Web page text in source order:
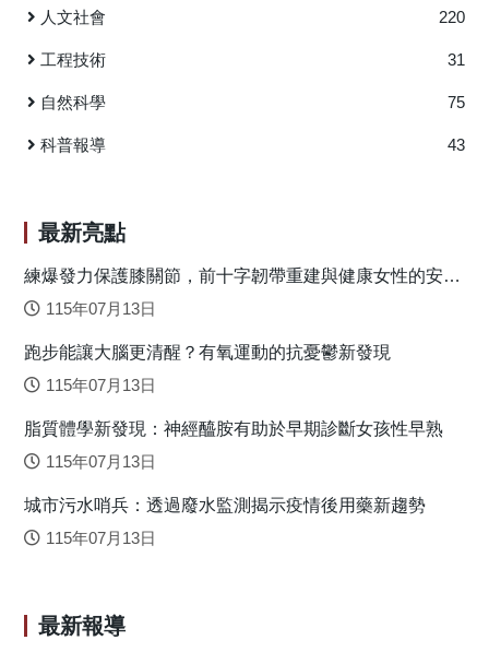
期間為臺灣各地帶來刷新記錄的連續超大豪雨。以阿里山氣
量多達2859毫米，遠高於臺灣長期氣候平均年雨量值2200毫
米。連續多日的豪雨在中南部與東部地區引發嚴重水患，造
成鐵、公路多處路基流失而致交通中斷，多處地區發生堤防
損毀、山崩、嚴重土石流等複合式災害。諸多災區中，又以
示，自1958年以來臺灣降雨量排名前十的颱風中，有7個發生
在二十一世紀，暗示了氣候變遷可能之影響。另一方面，上
述二個颱風共同的特徵是在於當颱風離開臺灣時（或之
後），常伴隨強烈的低空西南季風氣流帶來豐沛的水氣，再
跨尺度協同機制，促使對流持續發展並導致極端降水。此類
現象近年來亦有日益頻繁的趨勢。 為量化長期氣候變遷
兩個當前氣候下的颱風個案作為控制實驗，隨後將個案置於
四十年前的氣候背景下模擬，是為敏感性實驗。研究的兩個
九大的敏督利（2004）颱風。在控制實驗中，雲解析模式以3
公里網格的解析度真實地重現這兩個颱風的路徑、強度和整
模擬結果顯示，長期氣候變遷使得對流層水氣含量隨氣
候暖化而增多，在此較為暖、濕的環境場下，颱風次環流亦
人文社會 220
工程技術 31
自然科學 75
科普報導 43
最新亮點
練爆發力保護膝關節，前十字韌帶重建與健康女性的安全
落地關鍵
115年07月13日
跑步能讓大腦更清醒？有氧運動的抗憂鬱新發現
115年07月13日
脂質體學新發現：神經醯胺有助於早期診斷女孩性早熟
115年07月13日
城市污水哨兵：透過廢水監測揭示疫情後用藥新趨勢
115年07月13日
最新報導